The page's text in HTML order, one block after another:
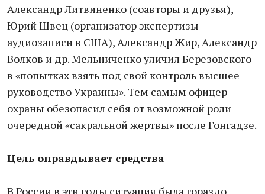
Александр Литвиненко (соавторы и друзья),
Юрий Швец (организатор экспертизы
аудиозаписи в США), Александр Жир, Александр
Волков и др. Мельниченко уличил Березовского
в «попытках взять под свой контроль высшее
руководство Украины». Тем самым офицер
охраны обезопасил себя от возможной роли
очередной «сакральной жертвы» после Гонгадзе.
Цель оправдывает средства
В России в эти годы ситуация была гораздо